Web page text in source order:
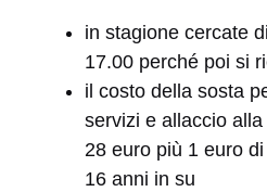
in stagione cercate
17.00 perché poi si
il costo della sosta
servizi e allaccio
28 euro più 1 euro
16 anni in su